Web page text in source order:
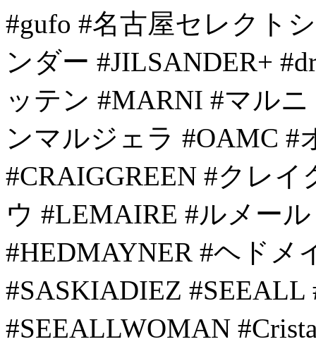
#gufo #名古屋セレクト
ンダー #JILSANDER+
ッテン #MARNI #マル
ンマルジェラ #OAMC #
#CRAIGGREEN #クレ
ウ #LEMAIRE #ルメー
#HEDMAYNER #ヘドメ
#SASKIADIEZ
#SEEALLWOMAN